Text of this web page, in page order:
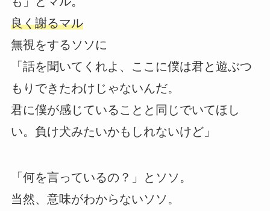
良く謝るマル
無視をするソソに
「話を聞いてくれよ、ここに僕は君と遊ぶつ
もりできたわけじゃないんだ。
君に僕が感じていることと同じでいてほし
い。負け犬みたいかもしれないけど」
「何を言っているの？」とソソ。
当然、意味がわからないソソ。